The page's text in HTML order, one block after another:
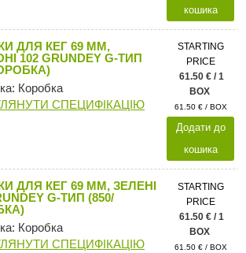
кошика
ДЛЯ КЕГ 69 ММ,
102 GRUNDEY G-ТИП
Коробка
СПЕЦИФІКАЦІЮ
STARTING
PRICE
61.50 € / 1
BOX
61.50 € / BOX
Додати до
кошика
ДЛЯ КЕГ 69 ММ, ЗЕЛЕНІ
G-ТИП (850/
Коробка
СПЕЦИФІКАЦІЮ
STARTING
PRICE
61.50 € / 1
BOX
61.50 € / BOX